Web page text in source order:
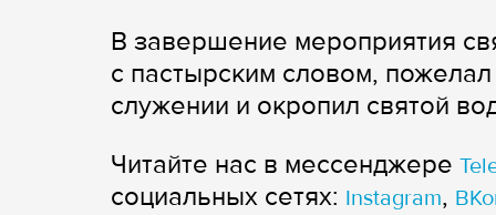
В завершение мероприятия
с пастырским словом,
служении и окропил святой
Читайте нас в мессенджере
cоциальных сетях: Instagram,